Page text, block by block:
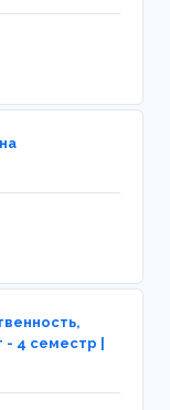
4 семестр |